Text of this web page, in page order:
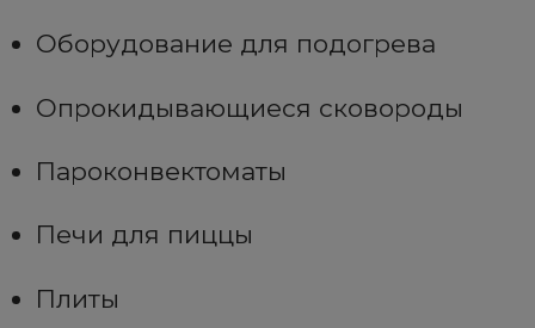
Оборудование для подогрева
Опрокидывающиеся сковороды
Пароконвектоматы
Печи для пиццы
Плиты